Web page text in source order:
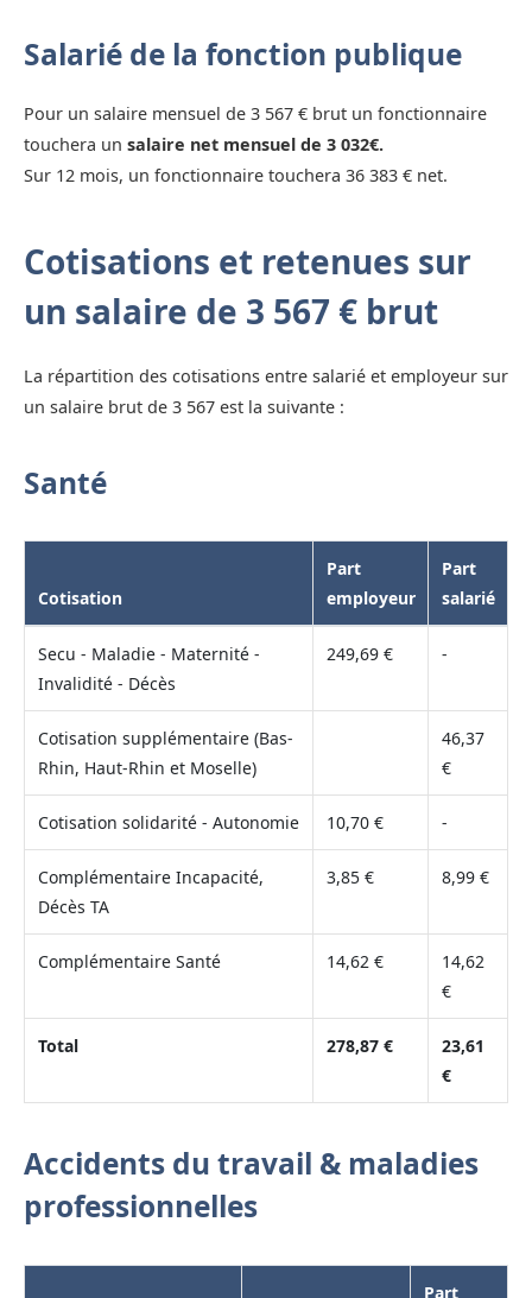
Salarié de la fonction publique
Pour un salaire mensuel de 3 567 € brut un fonctionnaire
touchera un salaire net mensuel de 3 032€.
Sur 12 mois, un fonctionnaire touchera 36 383 € net.
Cotisations et retenues sur
un salaire de 3 567 € brut
La répartition des cotisations entre salarié et employeur sur
un salaire brut de 3 567 est la suivante :
Santé
Cotisation
Part
employeur
Part
salarié
Secu - Maladie - Maternité -
Invalidité - Décès
249,69 € -
Cotisation supplémentaire (Bas-
Rhin, Haut-Rhin et Moselle)
46,37
€
Cotisation solidarité - Autonomie 10,70 € -
Complémentaire Incapacité,
Décès TA
3,85 € 8,99 €
Complémentaire Santé 14,62 €
14,62
€
Total 278,87 €
23,61
€
Accidents du travail & maladies
professionnelles
Part